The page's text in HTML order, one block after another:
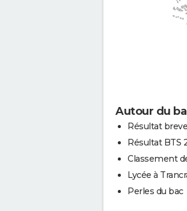
Autour du
Résultat
Résultat BTS
Classement
Lycée à
Perles du bac